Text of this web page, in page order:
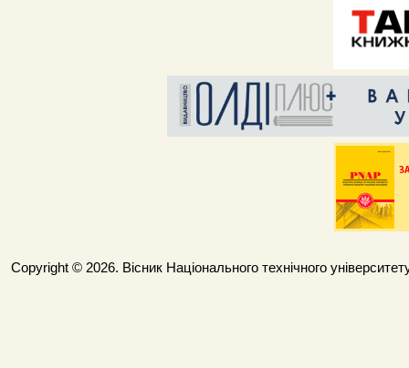
Copyright © 2026. Вісник Національного технічного